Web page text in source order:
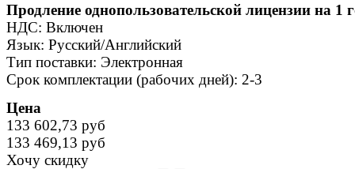
Продление однопользовательской лицензии на 1
НДС: Включен
Язык: Русский/Английский
Тип поставки: Электронная
Срок комплектации (рабочих дней): 2-3
Цена
133 602,73 руб
133 469,13 руб
Хочу скидку